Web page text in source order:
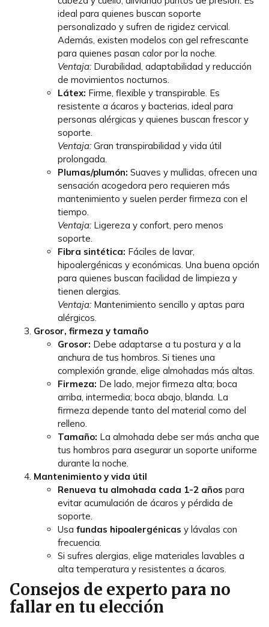
ideal para quienes buscan soporte
personalizado y sufren de rigidez cervical.
Además, existen modelos con gel refrescante
para quienes pasan calor por la noche.
Ventaja: Durabilidad, adaptabilidad y reducción
de movimientos nocturnos.
Látex: Firme, flexible y transpirable. Es
resistente a ácaros y bacterias, ideal para
personas alérgicas y quienes buscan frescor y
soporte.
Ventaja: Gran transpirabilidad y vida útil
prolongada.
Plumas/plumón: Suaves y mullidas, ofrecen una
sensación acogedora pero requieren más
mantenimiento y suelen perder firmeza con el
tiempo.
Ventaja: Ligereza y confort, pero menos
soporte.
Fibra sintética: Fáciles de lavar,
hipoalergénicas y económicas. Una buena opción
para quienes buscan facilidad de limpieza y
tienen alergias.
Ventaja: Mantenimiento sencillo y aptas para
alérgicos.
Grosor, firmeza y tamaño
Grosor: Debe adaptarse a tu postura y a la
anchura de tus hombros. Si tienes una
complexión grande, elige almohadas más altas.
Firmeza: De lado, mejor firmeza alta; boca
arriba, intermedia; boca abajo, blanda. La
firmeza depende tanto del material como del
relleno.
Tamaño: La almohada debe ser más ancha que
tus hombros para asegurar un soporte uniforme
durante la noche.
Mantenimiento y vida útil
Renueva tu almohada cada 1-2 años para
evitar acumulación de ácaros y pérdida de
soporte.
Usa fundas hipoalergénicas y lávalas con
frecuencia.
Si sufres alergias, elige materiales lavables a
alta temperatura y resistentes a ácaros.
Consejos de experto para no
fallar en tu elección